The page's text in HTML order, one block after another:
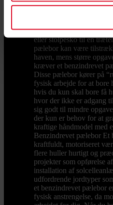
2-mandsbetjent model
Hvilket jordbor skal du
du tænke over, hvad du
du grave huller til
eller stolpesko til en
pælebor kan være
haven, mens større
kræver et benzindrevet
Disse pælebor kører på
fysisk arbejde for at bore
hvis du kun skal bore få
hvor der ikke er adgang
sig godt til mindre
der kun er behov for at
kraftige håndmodel med
Benzindrevet pælebor Et
kraftfuldt, motoriseret
flere huller hurtigt og
projekter som opførelse
installation af
udfordrende jordtyper
et benzindrevet pælebor
fysisk anstrengelse, da